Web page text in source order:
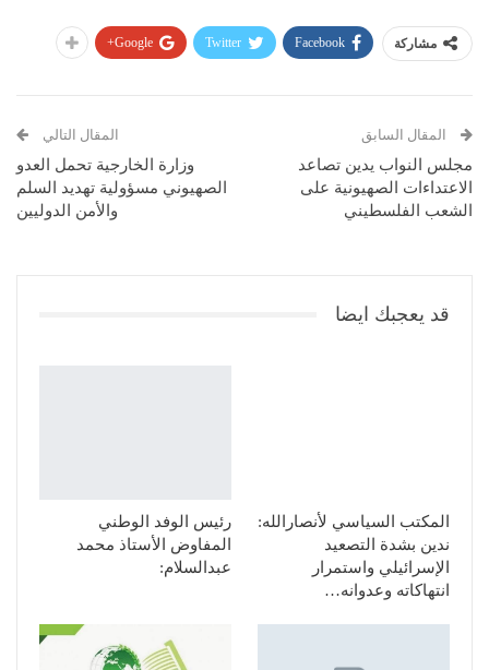
مشاركة Facebook
Twitter
Google+
المقال السابق
مجلس النواب يدين تصاعد
الاعتداءات الصهيونية على
الشعب الفلسطيني
المقال التالي
وزارة الخارجية تحمل العدو
الصهيوني مسؤولية تهديد السلم
والأمن الدوليين
قد يعجبك ايضا
المكتب السياسي لأنصارالله:
ندين بشدة التصعيد
الإسرائيلي واستمرار
انتهاكاته وعدوانه…
رئيس الوفد الوطني
المفاوض الأستاذ محمد
عبدالسلام: